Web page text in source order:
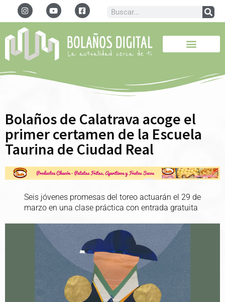
Bolaños de Calatrava acoge el
primer certamen de la Escuela
Taurina de Ciudad Real
Seis jóvenes promesas del toreo actuarán el 29 de
marzo en una clase práctica con entrada gratuita